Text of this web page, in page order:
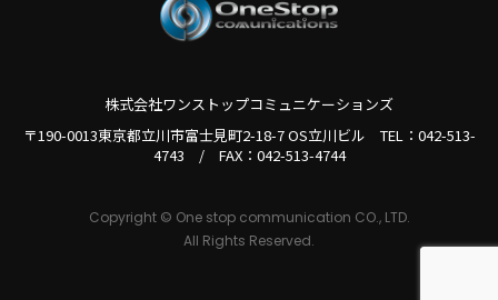
株式会社ワンストップコミュニケーションズ
〒190-0013東京都立川市富士見町2-18-7 OS立川ビル TEL： 042-513-
4743 / FAX：042-513-4744
Copyright © One stop communication CO., LTD.
All Rights Reserved.